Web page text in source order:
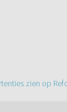
zien op